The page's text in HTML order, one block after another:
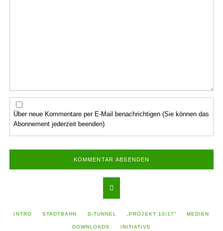
Über neue Kommentare per E-Mail benachrichtigen (Sie können das
Abonnement jederzeit beenden)
KOMMENTAR ABSENDEN
INTRO STADTBAHN D-TUNNEL „PROJEKT 10/17” MEDIEN
DOWNLOADS INITIATIVE